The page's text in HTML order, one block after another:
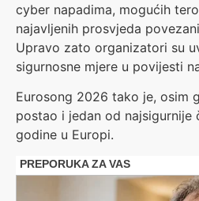
cyber napadima, mogućih
najavljenih prosvjeda
Upravo zato organizatori su
sigurnosne mjere u povijesti
Eurosong 2026 tako je, osim
postao i jedan od najsigurnije
godine u Europi.